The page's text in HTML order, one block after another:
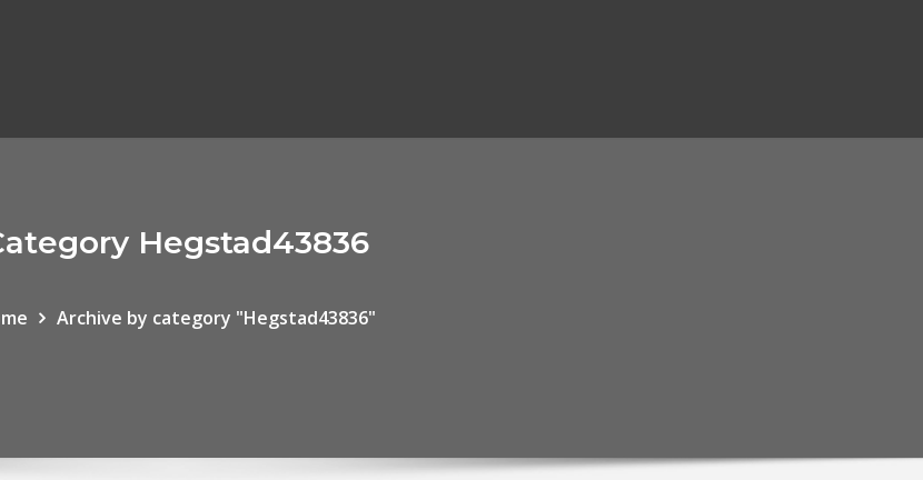
Hegstad43836
Archive by category "Hegstad43836"